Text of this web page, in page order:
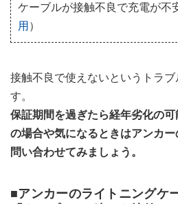
ケーブルが接触不良で充電が不
用）
接触不良で使えないというトラ
す。
保証期間を過ぎたら経年劣化の
の場合や気になるときはアンカ
問い合わせてみましょう。
■アンカーのライトニングケ